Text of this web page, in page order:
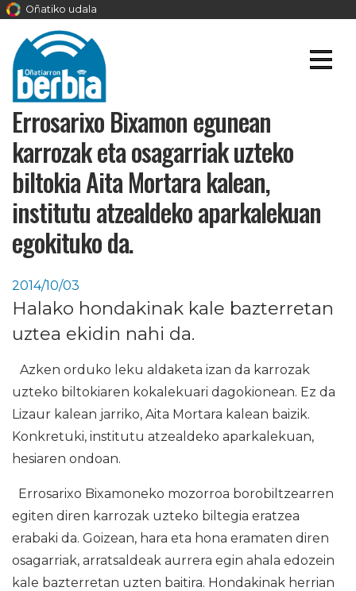
Oñatiko udala
Errosarixo Bixamon egunean
karrozak eta osagarriak uzteko
biltokia Aita Mortara kalean,
institutu atzealdeko aparkalekuan
egokituko da.
2014/10/03
Halako hondakinak kale bazterretan
uztea ekidin nahi da.
Azken orduko leku aldaketa izan da karrozak
uzteko biltokiaren kokalekuari dagokionean. Ez da
Lizaur kalean jarriko, Aita Mortara kalean baizik.
Konkretuki, institutu atzealdeko aparkalekuan,
hesiaren ondoan.
Errosarixo Bixamoneko mozorroa borobiltzearren
egiten diren karrozak uzteko biltegia eratzea
erabaki da. Goizean, hara eta hona eramaten diren
osagarriak, arratsaldeak aurrera egin ahala edozein
kale bazterretan uzten baitira. Hondakinak herrian